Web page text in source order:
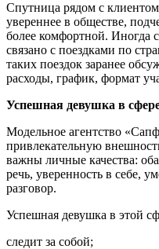
Спутница рядом с клиентом
увереннее в обществе,
более комфортной. Иногда
связано с поездками по
таких поездок заранее
расходы, график, формат
Успешная девушка в
Модельное агентство
привлекательную
важны личные качества:
речь, уверенность в себе,
разговор.
Успешная девушка в этой
следит за собой;